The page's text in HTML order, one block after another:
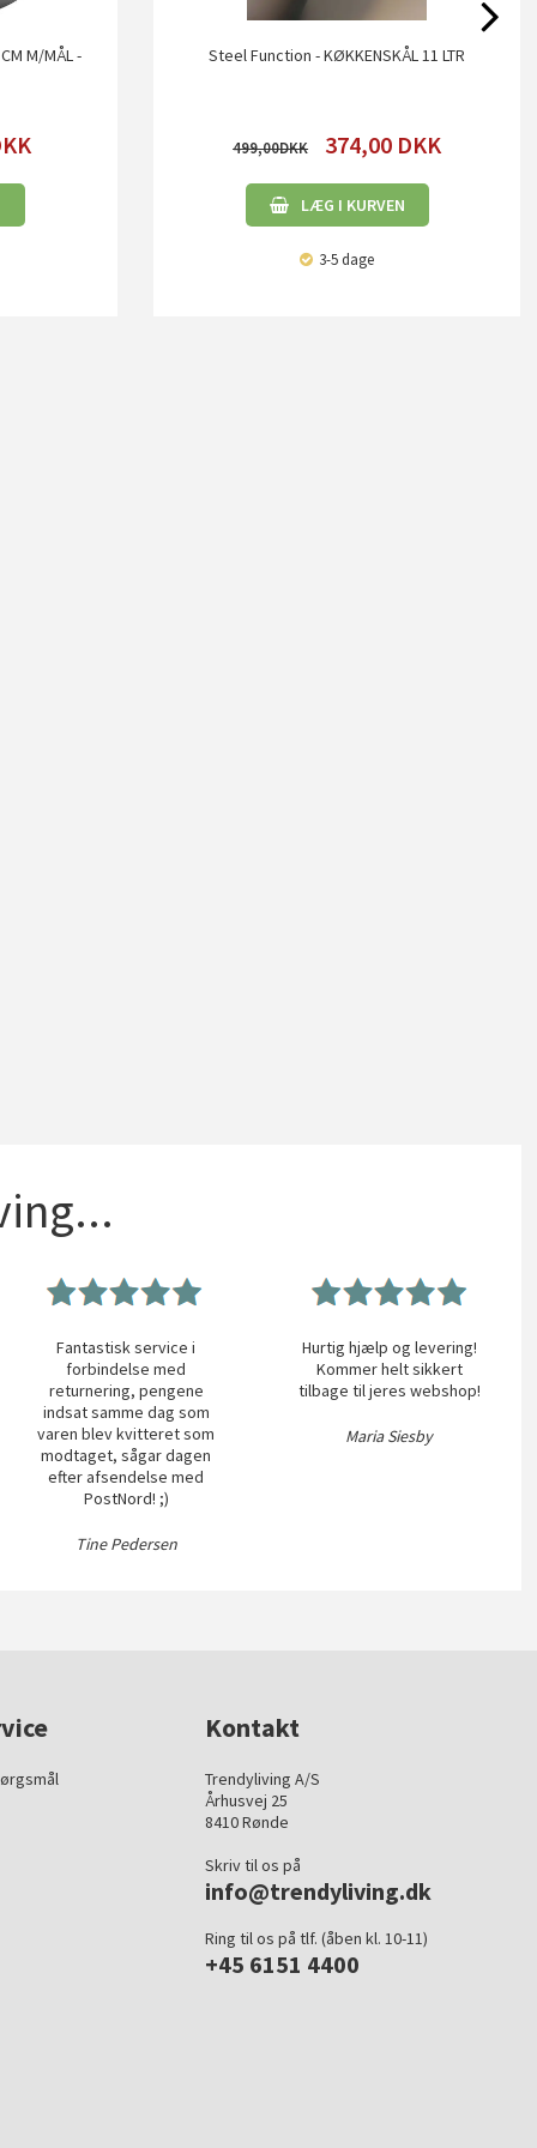
M/MÅL - Steel Function - KØKKENSKÅL 11 LTR
499,00 374,00 DKK
LÆG I KURVEN
3-5 dage
Fantastisk service i
forbindelse med
returnering, pengene
indsat samme dag som
varen blev kvitteret som
modtaget, sågar dagen
efter afsendelse med
PostNord! ;)
Tine Pedersen
Hurtig hjælp og levering!
Kommer helt sikkert
tilbage til jeres webshop!
Maria Siesby
Kontakt
Trendyliving A/S
Århusvej 25
8410 Rønde
Skriv til os på
info@trendyliving.dk
Ring til os på tlf. (åben kl. 10-11)
+45 6151 4400